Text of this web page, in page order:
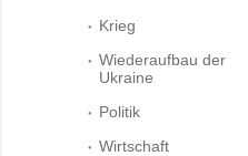
Krieg
Wiederaufbau der
Ukraine
Politik
Wirtschaft